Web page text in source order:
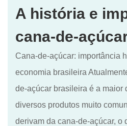
A história e
cana-de-
Cana-de-açúcar: importância
economia brasileira
de-açúcar brasileira é a maior
diversos produtos muito
derivam da cana-de-açúcar, o